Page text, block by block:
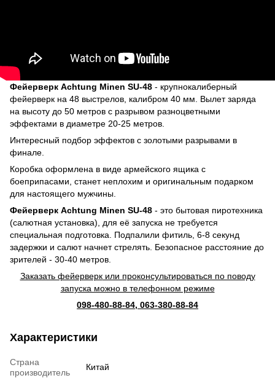
Фейерверк Achtung Minen SU-48 - крупнокалиберный
фейерверк на 48 выстрелов, калибром 40 мм. Вылет заряда
на высоту до 50 метров с разрывом разноцветными
эффектами в диаметре 20-25 метров.
Интересный подбор эффектов с золотыми разрывами в
финале.
Коробка оформлена в виде армейского ящика с
боеприпасами, станет неплохим и оригинальным подарком
для настоящего мужчины.
Фейерверк Achtung Minen SU-48 - это бытовая пиротехника
(салютная установка), для её запуска не требуется
специальная подготовка. Подпалили фитиль, 6-8 секунд
задержки и салют начнет стрелять. Безопасное расстояние до
зрителей - 30-40 метров.
Заказать фейерверкили проконсультироваться по поводу
запуска можно в телефонном режиме
098-480-88-84, 063-380-88-84
Характеристики
Страна
производитель
Китай